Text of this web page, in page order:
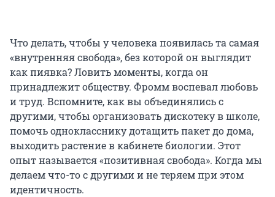
Что делать, чтобы у человека появилась та самая
«внутренняя свобода», без которой он выглядит
как пиявка? Ловить моменты, когда он
принадлежит обществу. Фромм воспевал любовь
и труд. Вспомните, как вы объединялись с
другими, чтобы организовать дискотеку в школе,
помочь однокласснику дотащить пакет до дома,
выходить растение в кабинете биологии. Этот
опыт называется «позитивная свобода». Когда мы
делаем что-то с другими и не теряем при этом
идентичность.